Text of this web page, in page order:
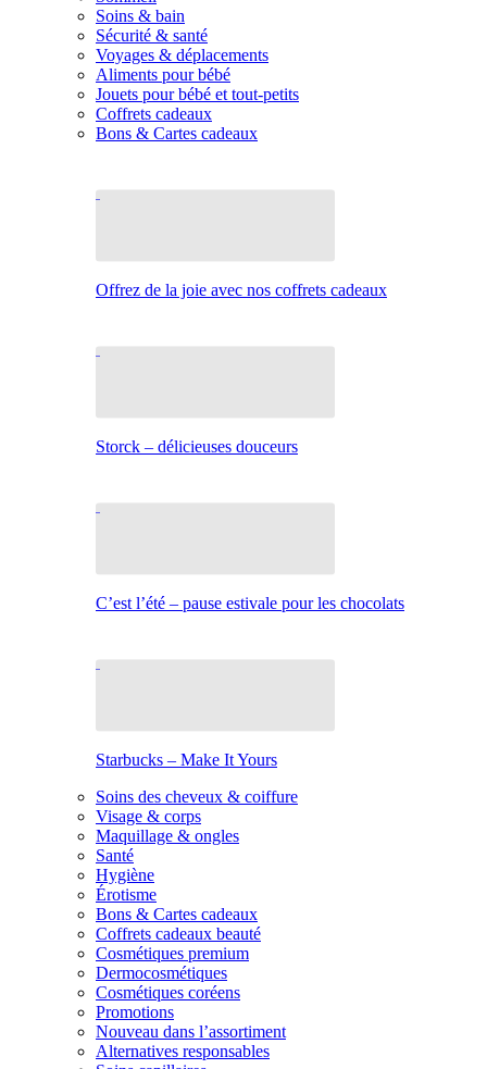
Soins & bain
Sécurité & santé
Voyages & déplacements
Aliments pour bébé
Jouets pour bébé et tout-petits
Coffrets cadeaux
Bons & Cartes cadeaux
Offrez de la joie avec nos coffrets cadeaux
Storck – délicieuses douceurs
C’est l’été – pause estivale pour les chocolats
Starbucks – Make It Yours
Soins des cheveux & coiffure
Visage & corps
Maquillage & ongles
Santé
Hygiène
Érotisme
Bons & Cartes cadeaux
Coffrets cadeaux beauté
Cosmétiques premium
Dermocosmétiques
Cosmétiques coréens
Promotions
Nouveau dans l’assortiment
Alternatives responsables